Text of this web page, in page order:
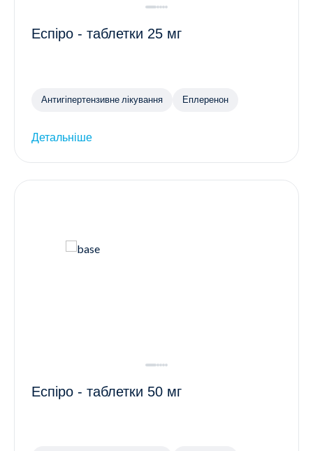
Еспіро - таблетки 25 мг
Антигіпертензивне лікування Еплеренон
Детальніше
Еспіро - таблетки 50 мг